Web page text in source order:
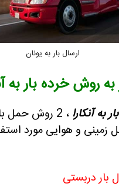
ارسال بار به یونان
به روش خرده بار به
به آنکارا
، 2 روش حمل
زمینی و هوایی مورد
بار دربستی